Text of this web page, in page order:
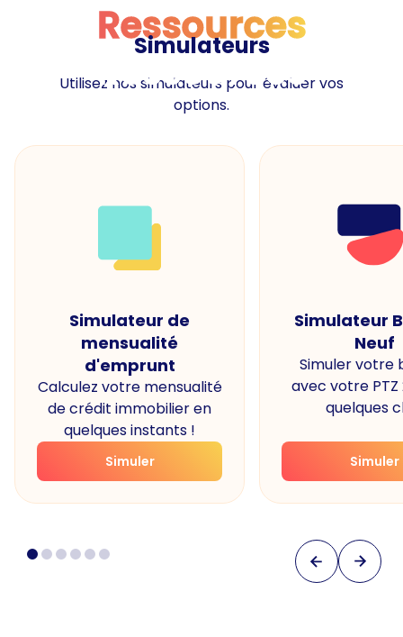
Ressources
Ressources
Simulateurs
Utilisez nos simulateurs pour évaluer vos
options.
Simulateur de
mensualité
d'emprunt
Calculez votre mensualité
de crédit immobilier en
quelques instants !
Simuler
Simulateur
Neuf
Simuler votre
avec votre PTZ
quelques
Simuler